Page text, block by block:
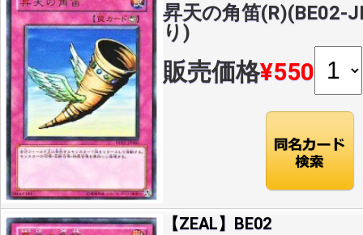
昇天の角笛(R)(BE02-
り)
販売価格¥550
【ZEAL】BE02